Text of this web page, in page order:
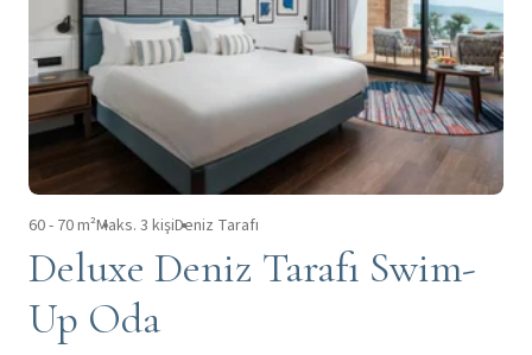
60 - 70 m²Maks. 3 kişiDeniz Tarafı
Deluxe Deniz Tarafı Swim-
Up Oda